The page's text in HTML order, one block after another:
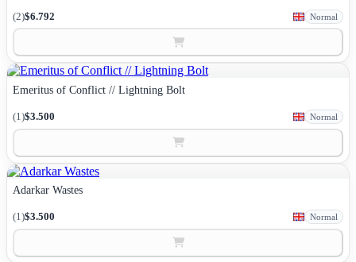
(2)$6.792 Normal
Emeritus of Conflict // Lightning Bolt
(1)$3.500 Normal
Adarkar Wastes
(1)$3.500 Normal